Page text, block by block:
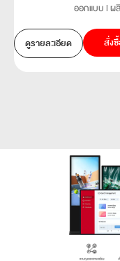
ออกแบบ l ผ
ดูรายละเอียด สั่ง